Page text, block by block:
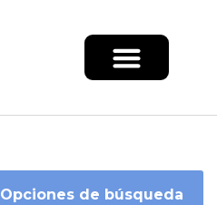
Opciones de búsqueda